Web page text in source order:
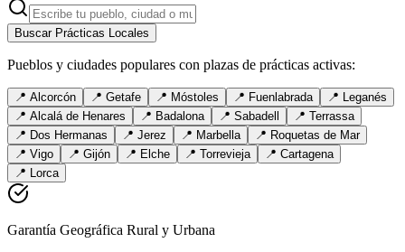
Buscar Prácticas Locales
Pueblos y ciudades populares con plazas de prácticas activas:
📍 Alcorcón 📍 Getafe 📍 Móstoles 📍 Fuenlabrada 📍 Leganés
📍 Alcalá de Henares 📍 Badalona 📍 Sabadell 📍 Terrassa
📍 Dos Hermanas 📍 Jerez 📍 Marbella 📍 Roquetas de Mar
📍 Vigo 📍 Gijón 📍 Elche 📍 Torrevieja 📍 Cartagena
📍 Lorca
Garantía Geográfica Rural y Urbana